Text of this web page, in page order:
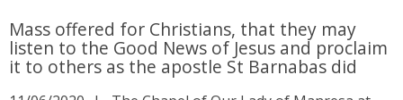
Mass offered for Christians, that they may
listen to the Good News of Jesus and proclaim
it to others as the apostle St Barnabas did